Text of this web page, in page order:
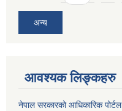
अन्य
आवश्यक लिङ्कहरु
नेपाल सरकारको आधिकारिक पोर्टल